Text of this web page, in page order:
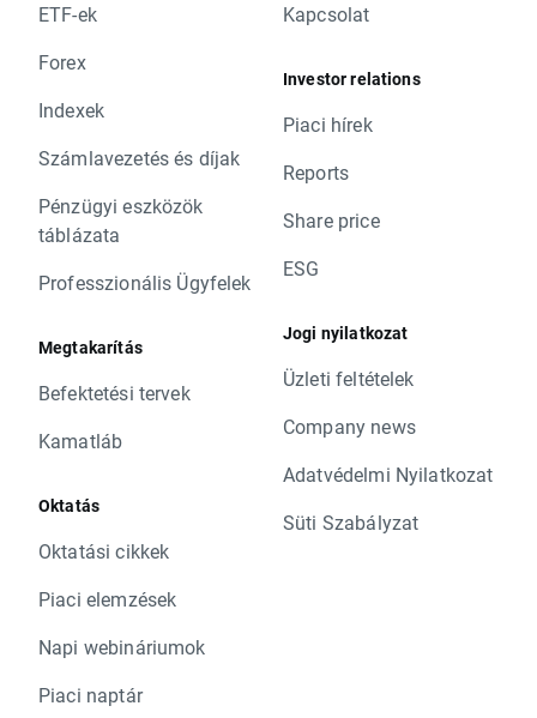
ETF-ek
Forex
Indexek
Számlavezetés és díjak
Pénzügyi eszközök
táblázata
Professzionális Ügyfelek
Megtakarítás
Befektetési tervek
Kamatláb
Oktatás
Oktatási cikkek
Piaci elemzések
Napi webináriumok
Piaci naptár
Kapcsolat
Investor relations
Piaci hírek
Reports
Share price
ESG
Jogi nyilatkozat
Üzleti feltételek
Company news
Adatvédelmi Nyilatkozat
Süti Szabályzat